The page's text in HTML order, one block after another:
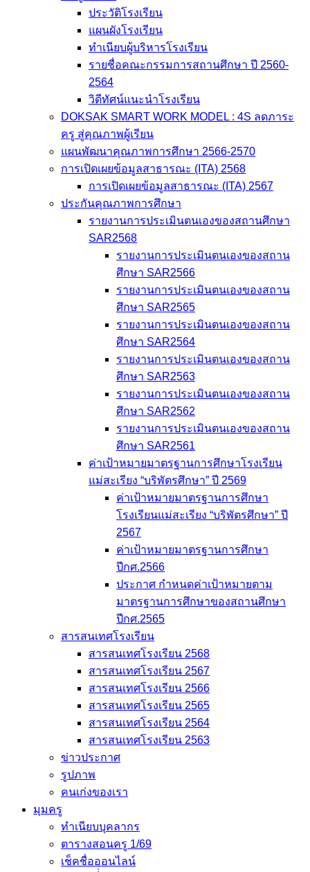
ประวัติโรงเรียน
แผนผังโรงเรียน
ทำเนียบผู้บริหารโรงเรียน
รายชื่อคณะกรรมการสถานศึกษา ปี 2560-
2564
วิดีทัศน์แนะนำโรงเรียน
DOKSAK SMART WORK MODEL : 4S ลดภาระ
ครู สู่คุณภาพผู้เรียน
แผนพัฒนาคุณภาพการศึกษา 2566-2570
การเปิดเผยข้อมูลสาธารณะ (ITA) 2568
การเปิดเผยข้อมูลสาธารณะ (ITA) 2567
ประกันคุณภาพการศึกษา
รายงานการประเมินตนเองของสถานศึกษา
SAR2568
รายงานการประเมินตนเองของสถาน
ศึกษา SAR2566
รายงานการประเมินตนเองของสถาน
ศึกษา SAR2565
รายงานการประเมินตนเองของสถาน
ศึกษา SAR2564
รายงานการประเมินตนเองของสถาน
ศึกษา SAR2563
รายงานการประเมินตนเองของสถาน
ศึกษา SAR2562
รายงานการประเมินตนเองของสถาน
ศึกษา SAR2561
ค่าเป้าหมายมาตรฐานการศึกษาโรงเรียน
แม่สะเรียง “บริพัตรศึกษา” ปี 2569
ค่าเป้าหมายมาตรฐานการศึกษา
โรงเรียนแม่สะเรียง “บริพัตรศึกษา” ปี
2567
ค่าเป้าหมายมาตรฐานการศึกษา
ปีกศ.2566
ประกาศ กำหนดค่าเป้าหมายตาม
มาตรฐานการศึกษาของสถานศึกษา
ปีกศ.2565
สารสนเทศโรงเรียน
สารสนเทศโรงเรียน 2568
สารสนเทศโรงเรียน 2567
สารสนเทศโรงเรียน 2566
สารสนเทศโรงเรียน 2565
สารสนเทศโรงเรียน 2564
สารสนเทศโรงเรียน 2563
ข่าวประกาศ
รูปภาพ
คนเก่งของเรา
มุมครู
ทำเนียบบุคลากร
ตารางสอนครู 1/69
เช็คชื่อออนไลน์